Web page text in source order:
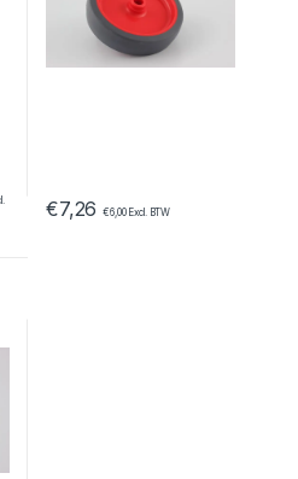
€6,05 tot €14,52
€7,26 €6,00Excl. BTW